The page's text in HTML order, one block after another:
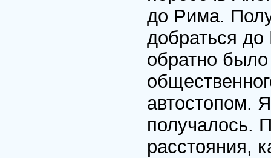
до Рима.
добраться
обратно
автостопом.
получалось.
расстояния,